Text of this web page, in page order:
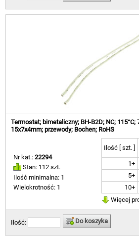
Termostat; bimetaliczny; BH-B2D; NC; 115°C;
15x7x4mm; przewody; Bochen; RoHS
Nr kat.:22294
Stan: 112 szt.
Ilość minimalna: 1
Wielokrotność: 1
Ilość [ szt. ]
1+
5+
10+
Więcej
Ilość: Do koszyka